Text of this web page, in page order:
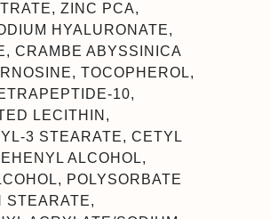
ZINC PCA,
HYALURONATE,
CRAMBE ABYSSINICA
TOCOPHEROL,
10,
LECITHIN,
3 STEARATE, CETYL
ALCOHOL,
POLYSORBATE
STEARATE,